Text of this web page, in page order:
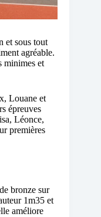
et sous tout
agréable.
minimes et
Louane et
épreuves
Léonce,
premières
bronze sur
1m35 et
améliore